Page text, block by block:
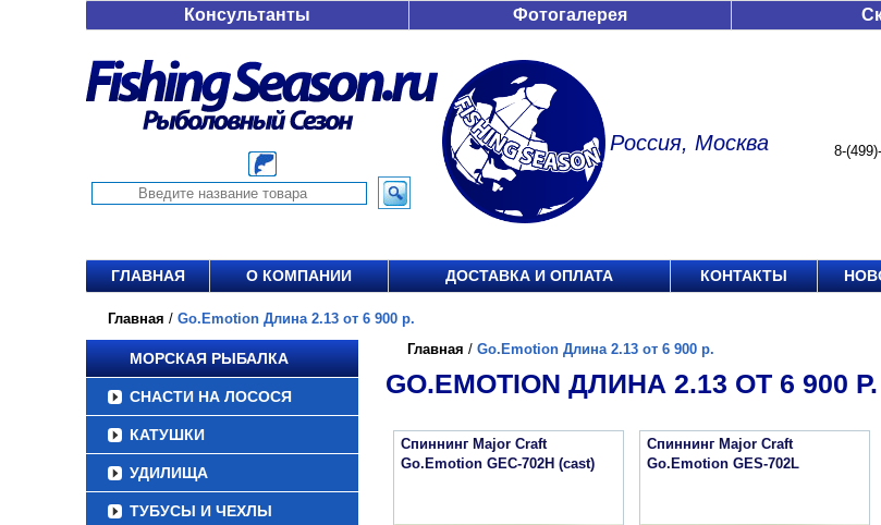
Консультанты Фотогалерея
Россия, Москва 8-
ГЛАВНАЯ О КОМПАНИИ ДОСТАВКА И ОПЛАТА КОНТАКТЫ
Главная / Go.Emotion Длина 2.13 от 6 900 р.
МОРСКАЯ РЫБАЛКА
СНАСТИ НА ЛОСОСЯ
КАТУШКИ
УДИЛИЩА
ТУБУСЫ И ЧЕХЛЫ
Главная / Go.Emotion Длина 2.13 от 6 900 р.
GO.EMOTION ДЛИНА 2.13 ОТ 6 900 Р.
Спиннинг Major Craft
Go.Emotion GEC-702H (cast)
Спиннинг Major Craft
Go.Emotion GES-702L